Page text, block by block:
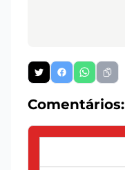
Comentários: